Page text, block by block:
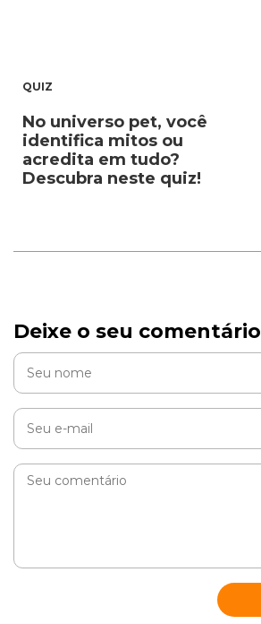
QUIZ
No universo pet, você
identifica mitos ou
acredita em tudo?
Descubra neste quiz!
Deixe o seu comentário